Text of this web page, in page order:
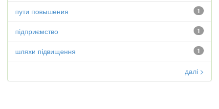
1
пути повышения
1
підприємство
1
шляхи підвищення
далі >